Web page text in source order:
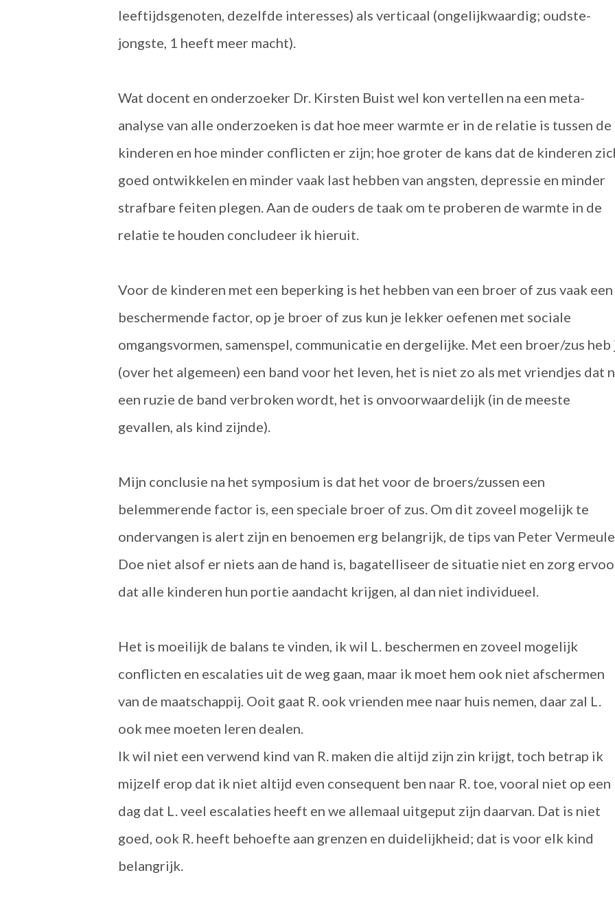
leeftijdsgenoten, dezelfde interesses) als verticaal (ongelijkwaardig; oudste-
jongste, 1 heeft meer macht).
Wat docent en onderzoeker Dr. Kirsten Buist wel kon vertellen na een meta-
analyse van alle onderzoeken is dat hoe meer warmte er in de relatie is tussen de
kinderen en hoe minder conflicten er zijn; hoe groter de kans dat de kinderen
goed ontwikkelen en minder vaak last hebben van angsten, depressie en minder
strafbare feiten plegen. Aan de ouders de taak om te proberen de warmte in de
relatie te houden concludeer ik hieruit.
Voor de kinderen met een beperking is het hebben van een broer of zus vaak een
beschermende factor, op je broer of zus kun je lekker oefenen met sociale
omgangsvormen, samenspel, communicatie en dergelijke. Met een broer/zus heb
(over het algemeen) een band voor het leven, het is niet zo als met vriendjes dat
een ruzie de band verbroken wordt, het is onvoorwaardelijk (in de meeste
gevallen, als kind zijnde).
Mijn conclusie na het symposium is dat het voor de broers/zussen een
belemmerende factor is, een speciale broer of zus. Om dit zoveel mogelijk te
ondervangen is alert zijn en benoemen erg belangrijk, de tips van Peter
Doe niet alsof er niets aan de hand is, bagatelliseer de situatie niet en zorg
dat alle kinderen hun portie aandacht krijgen, al dan niet individueel.
Het is moeilijk de balans te vinden, ik wil L. beschermen en zoveel mogelijk
conflicten en escalaties uit de weg gaan, maar ik moet hem ook niet afschermen
van de maatschappij. Ooit gaat R. ook vrienden mee naar huis nemen, daar zal L.
ook mee moeten leren dealen.
Ik wil niet een verwend kind van R. maken die altijd zijn zin krijgt, toch betrap ik
mijzelf erop dat ik niet altijd even consequent ben naar R. toe, vooral niet op een
dag dat L. veel escalaties heeft en we allemaal uitgeput zijn daarvan. Dat is niet
goed, ook R. heeft behoefte aan grenzen en duidelijkheid; dat is voor elk kind
belangrijk.